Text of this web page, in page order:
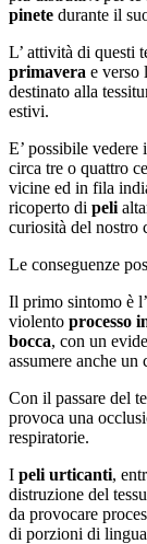
pinete durante il
L’ attività di questi
primavera e verso
destinato alla
estivi.
E’ possibile
circa tre o quattro
vicine ed in fila
ricoperto di peli
curiosità del nostro
Le conseguenze
Il primo sintomo è
violento processo
bocca, con un
assumere anche un
Con il passare del
provoca una
respiratorie.
I peli urticanti,
distruzione del
da provocare
di porzioni di